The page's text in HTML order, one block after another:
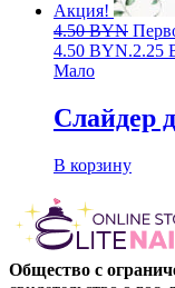
Акция!
4.50BYN
4.50 BYN.2.25
Мало
Слайдер
В корзину
Общество с